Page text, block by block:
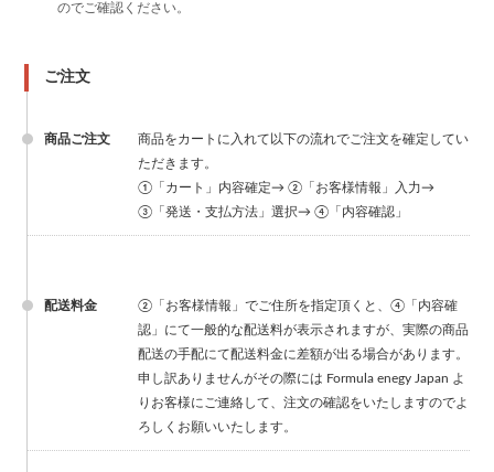
のでご確認ください。
ご注文
商品ご注文
商品をカートに入れて以下の流れでご注文を確定してい
ただきます。
①「カート」内容確定→ ②「お客様情報」入力→
③「発送・支払方法」選択→ ④「内容確認」
配送料金
②「お客様情報」でご住所を指定頂くと、④「内容確
認」にて一般的な配送料が表示されますが、実際の商品
配送の手配にて配送料金に差額が出る場合があります。
申し訳ありませんがその際には Formula enegy Japan よ
りお客様にご連絡して、注文の確認をいたしますのでよ
ろしくお願いいたします。